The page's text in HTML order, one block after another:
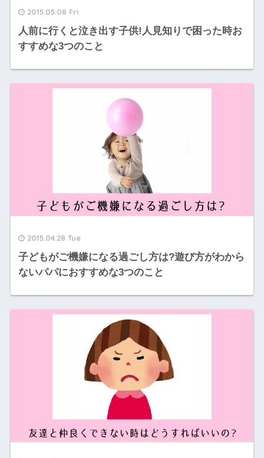
2015.05.08 Fri
人前に行くと泣き出す子供!人見知りで困った時お
すすめな3つのこと
2015.04.28 Tue
子どもがご機嫌になる過ごし方は?遊び方がわから
ないパパにおすすめな3つのこと